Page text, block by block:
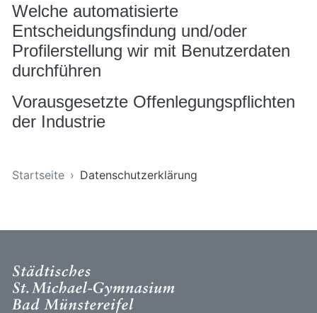
Welche automatisierte
Entscheidungsfindung und/oder
Profilerstellung wir mit Benutzerdaten
durchführen
Vorausgesetzte Offenlegungspflichten
der Industrie
Startseite
Datenschutzerklärung